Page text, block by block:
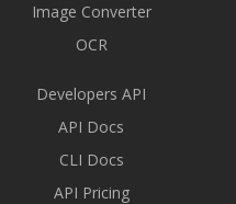
Image Converter
OCR
Developers API
API Docs
CLI Docs
API Pricing